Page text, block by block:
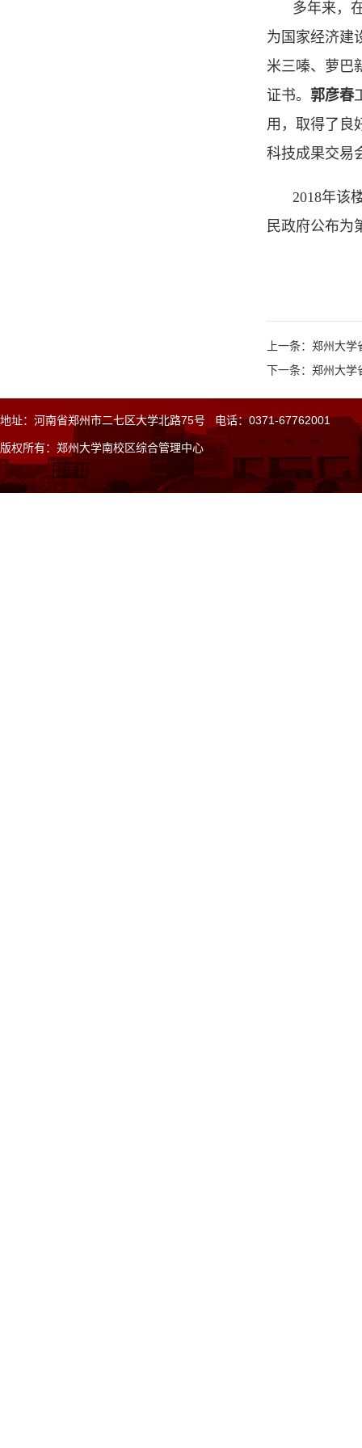
多年来，
为国家经济建
米三嗪、萝巴
证书。 郭彦春
用，取得了良
科技成果交易
2018年该
民政府公布为
上一条：郑州大
下一条：郑州大学
地址：河南省郑州市二七区大学北路75号 电话：0371-67762001
版权所有：郑州大学南校区综合管理中心